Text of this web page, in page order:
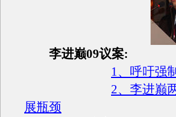
李进巅09议案:
1、呼吁强
2、李进巅
展瓶颈